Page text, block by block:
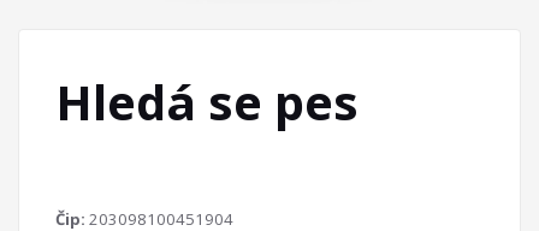
Hledá se pes
Čip: 203098100451904